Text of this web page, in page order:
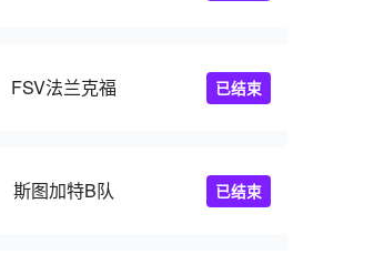
FSV法兰克福 已结束
斯图加特B队 已结束